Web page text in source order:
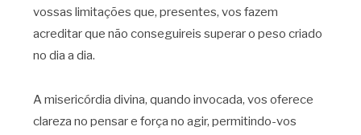
vossas limitações que, presentes, vos fazem
acreditar que não conseguireis superar o peso criado
no dia a dia.
A misericórdia divina, quando invocada, vos oferece
clareza no pensar e força no agir, permitindo-vos